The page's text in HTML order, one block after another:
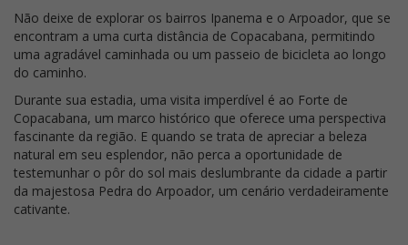
Não deixe de explorar os bairros Ipanema e o Arpoador, que se
encontram a uma curta distância de Copacabana, permitindo
uma agradável caminhada ou um passeio de bicicleta ao longo
do caminho.
Durante sua estadia, uma visita imperdível é ao Forte de
Copacabana, um marco histórico que oferece uma perspectiva
fascinante da região. E quando se trata de apreciar a beleza
natural em seu esplendor, não perca a oportunidade de
testemunhar o pôr do sol mais deslumbrante da cidade a partir
da majestosa Pedra do Arpoador, um cenário verdadeiramente
cativante.